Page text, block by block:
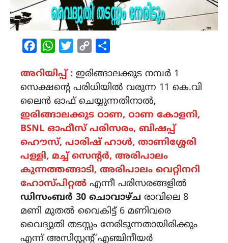
FacebookWhatsAppTwitterCopy
അറിയിപ്പ് : ഇരിങ്ങാലക്കുട നമ്പർ 1
സെക്ഷന്റെ പരിധിയിൽ വരുന്ന 11 കെ.വി
ലൈൻ ഓഫ് ചെയ്യുന്നതിനാൽ,
ഇരിങ്ങാലക്കുട ഠാണ, ഠാണ കോളനി,
BSNL ഓഫീസ് പരിസരം, ബിഷപ്പ്
ഹൌസ്, പാരിഷ് ഹാൾ, താണിശ്ശേരി
പള്ളി, മച്ച് സെന്റർ, അരിപാലം
കുന്നത്തങ്ങാടി, അരിപാലം വെറ്റിനറി
ഹോസ്പിറ്റൽ എന്നീ പരിസരങ്ങളിൽ
ഡിസംബർ 30 ചൊവാഴ്ച രാവിലെ 8
മണി മുതൽ വൈകിട്ട് 6 മണിവരെ
വൈദ്യുതി തടസ്സം നേരിടുന്നതായിരിക്കും
എന്ന് അസിസ്റ്റന്റ് എഞ്ചിനീയർ